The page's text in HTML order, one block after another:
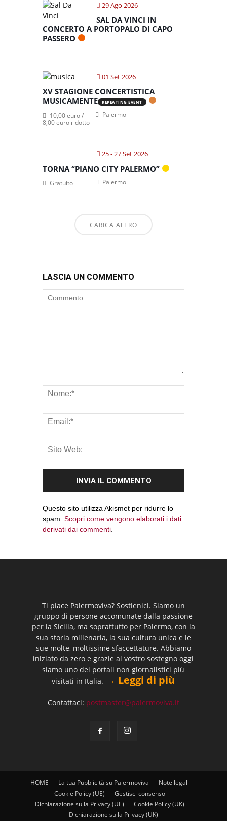
29 Ago 2026
SAL DA VINCI IN
CONCERTO A PORTOPALO DI CAPO
PASSERO
01 Set 2026
XV STAGIONE CONCERTISTICA
MUSICAMENTE
REPEATING EVENT
Palermo
10,00 euro /
8,00 euro ridotto
25 - 27 Set 2026
TORNA “PIANO CITY PALERMO”
Palermo
Gratuito
CARICA ALTRO
LASCIA UN COMMENTO
Questo sito utilizza Akismet per ridurre lo
spam. Scopri come vengono elaborati i dati
derivati dai commenti
Ti piace Palermoviva? Sostienici. Siamo un
gruppo di persone accomunate dalla passione
per la Sicilia, ma soprattutto per Palermo, con la
sua storia millenaria, la sua cultura unica e le
sue molte, moltissime sfaccettature. Abbiamo
iniziato da zero e grazie al vostro sostegno oggi
siamo uno dei portali non giornalistici più
visitati in Italia. → Leggi di più
Contattaci: postmaster@palermoviva.it
HOME La tua Pubblicità su Palermoviva
Note legali
Cookie Policy (UE)
Gestisci consenso
Dichiarazione sulla Privacy (UE)
Cookie Policy (UK)
Dichiarazione sulla Privacy (UK)